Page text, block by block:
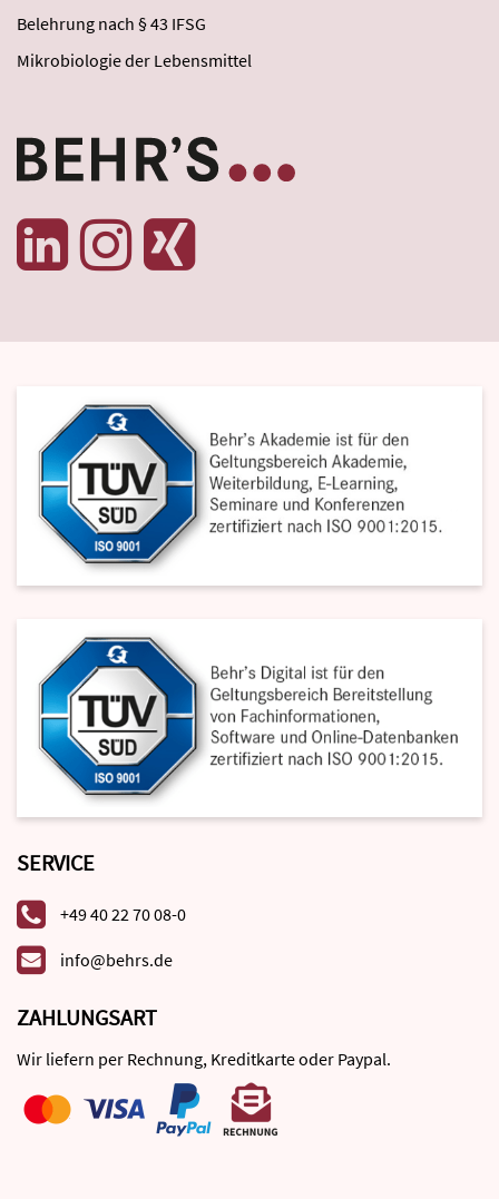
Belehrung nach § 43 IFSG
Mikrobiologie der Lebensmittel
SERVICE
+49 40 22 70 08-0
info@behrs.de
ZAHLUNGSART
Wir liefern per Rechnung, Kreditkarte oder Paypal.